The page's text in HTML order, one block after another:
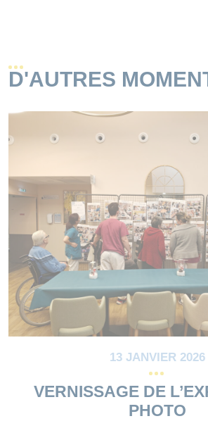
D'AUTRES
13 JANVIER 2026
VERNISSAGE DE
PHOTO